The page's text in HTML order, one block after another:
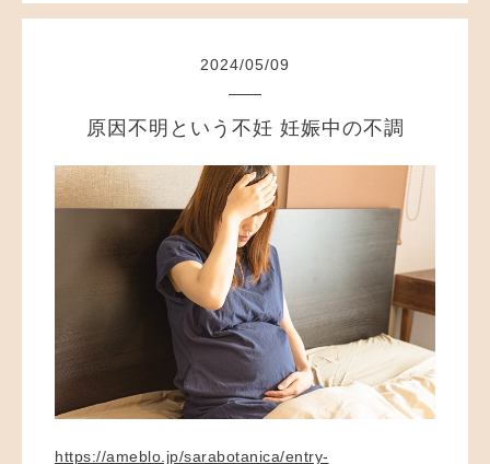
2024/05/09
原因不明という不妊 妊娠中の不調
https://ameblo.jp/sarabotanica/entry-